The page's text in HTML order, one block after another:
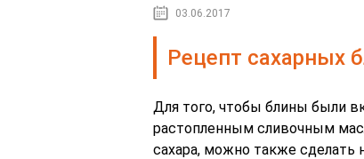
03.06.2017
Рецепт сахарных
Для того, чтобы блины были
растопленным сливочным
сахара, можно также сделать